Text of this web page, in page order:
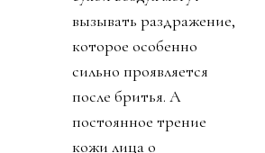
вызывать раздражение,
которое особенно
сильно проявляется
после бритья. А
постоянное трение
кожи лица о